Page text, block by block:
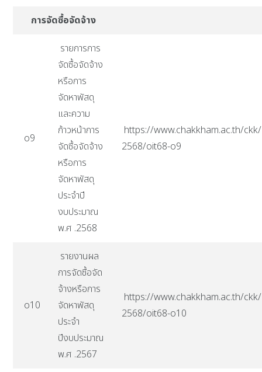
การจัดซื้อจัดจ้าง
o9
รายการการ
จัดซื้อจัดจ้าง
หรือการ
จัดหาพัสดุ
และความ
ก้าวหน้าการ
จัดซื้อจัดจ้าง
หรือการ
จัดหาพัสดุ
ประจำปี
งบประมาณ
พ.ศ .2568
https://www.chakkham.ac.th/
2568/oit68-o9
o10
รายงานผล
การจัดซื้อจัด
จ้างหรือการ
จัดหาพัสดุ
ประจำ
ปีงบประมาณ
พ.ศ .2567
https://www.chakkham.ac.th/
2568/oit68-o10